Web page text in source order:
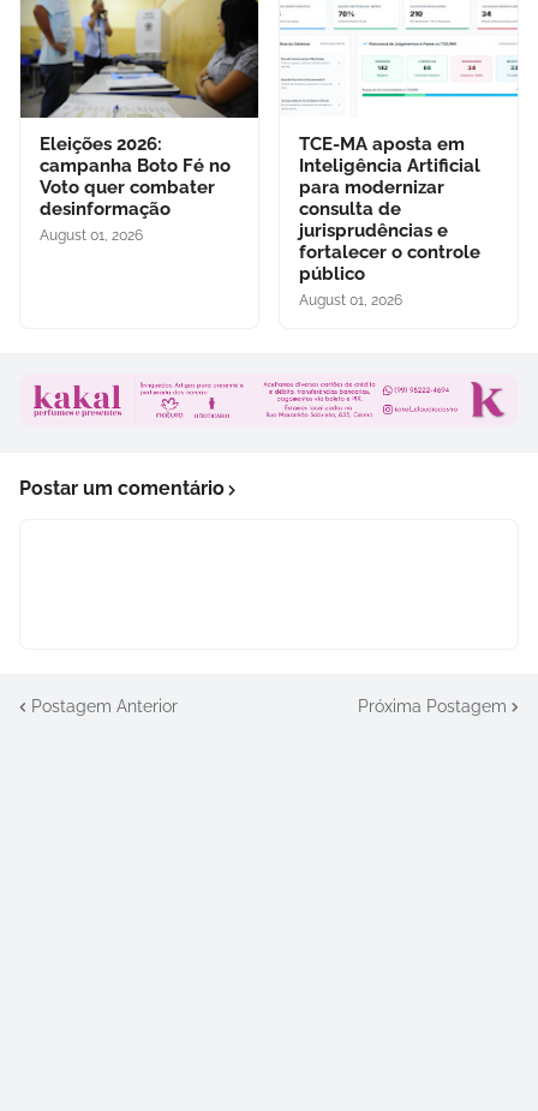
Eleições 2026:
campanha Boto Fé no
Voto quer combater
desinformação
August 01, 2026
TCE-MA aposta em
Inteligência Artificial
para modernizar
consulta de
jurisprudências e
fortalecer o controle
público
August 01, 2026
Postar um comentário
Postagem Anterior Próxima Postagem